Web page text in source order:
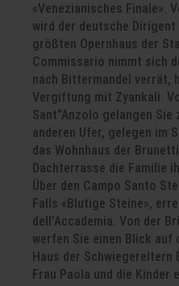
«Venezianisches Finale».
wird der deutsche Dirigent
größten Opernhaus der
Commissario nimmt sich
nach Bittermandel verrät,
Vergiftung mit Zyankali.
Sant"Anzolo gelangen Sie
anderen Ufer, gelegen im
das Wohnhaus der
Dachterrasse die Familie
Über den Campo Santo
Falls «Blutige Steine»,
dell’Accademia. Von der
werfen Sie einen Blick auf
Haus der Schwiegereltern
Frau Paola und die Kinder